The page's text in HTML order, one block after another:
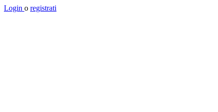
Login o registrati